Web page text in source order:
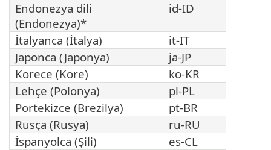
Endonezya dili
(Endonezya)*
id-ID
İtalyanca (İtalya)
it-IT
Japonca (Japonya)
ja-JP
Korece (Kore)
ko-KR
Lehçe (Polonya)
pl-PL
Portekizce (Brezilya)
pt-BR
Rusça (Rusya)
ru-RU
İspanyolca (Şili)
es-CL